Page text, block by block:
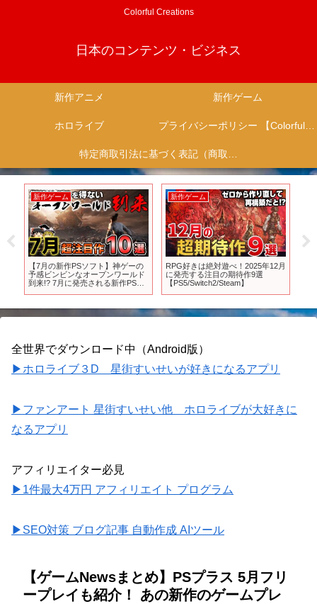
Colorful Creations
日本のコンテンツ・ビジネス
新作アニメ 新作ゲーム
ホロライブ プライバシーポリシー 【Colorful Creation】
特定商取引法に基づく表記（商取引に関する開示）
新作ゲーム
【7月の新作PSソフト】神ゲーの
予感ビンビンなオープンワールド
到来!? 7月に発売される新作PSソ
報、おすすめゲーム情報、ゆっく
り解説】
新作ゲーム
RPG好きは絶対遊べ！2025年12月
に発売する注目の期待作9選
【PS5/Switch2/Steam】
全世界でダウンロード中（Android版）
▶ホロライブ３D 星街すいせいが好きになるアプリ
▶ファンアート 星街すいせい他 ホロライブが大好きに
なるアプリ
アフィリエイター必見
▶1件最大4万円 アフィリエイト プログラム
▶SEO対策 ブログ記事 自動作成 AIツール
【ゲームNewsまとめ】PSプラス 5月フリ
ープレイも紹介！ あの新作のゲームプレ